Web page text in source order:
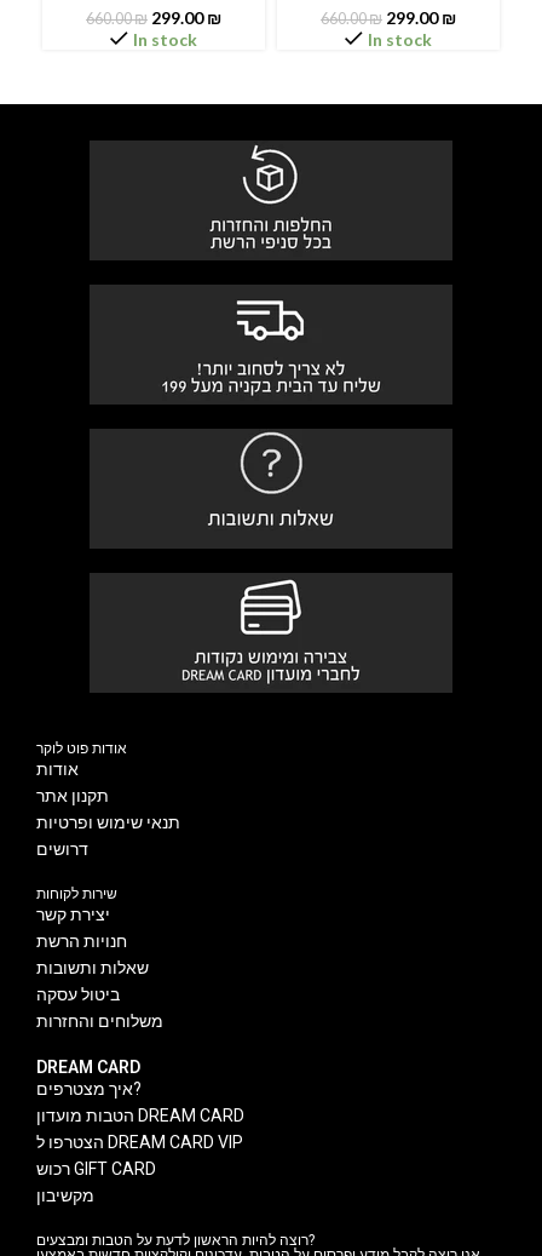
660.00₪ 299.00₪
In stock
660.00₪ 299.00₪
In stock
אודות פוט לוקר
אודות
תקנון אתר
תנאי שימוש ופרטיות
דרושים
שירות לקוחות
יצירת קשר
חנויות הרשת
שאלות ותשובות
ביטול עסקה
משלוחים והחזרות
DREAM CARD
איך מצטרפים?
הטבות מועדון DREAM CARD
הצטרפו ל DREAM CARD VIP
רכוש GIFT CARD
מקשיבון
רוצה להיות הראשון לדעת על הטבות ומבצעים?